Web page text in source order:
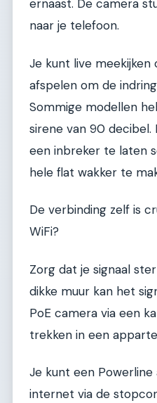
ernaast. De camera
naar je telefoon.
Je kunt live
afspelen om de
Sommige modellen
sirene van 90 decibel.
een inbreker te laten
hele flat wakker te
De verbinding zelf is
WiFi?
Zorg dat je signaal
dikke muur kan het
PoE camera via een
trekken in een
Je kunt een
internet via de